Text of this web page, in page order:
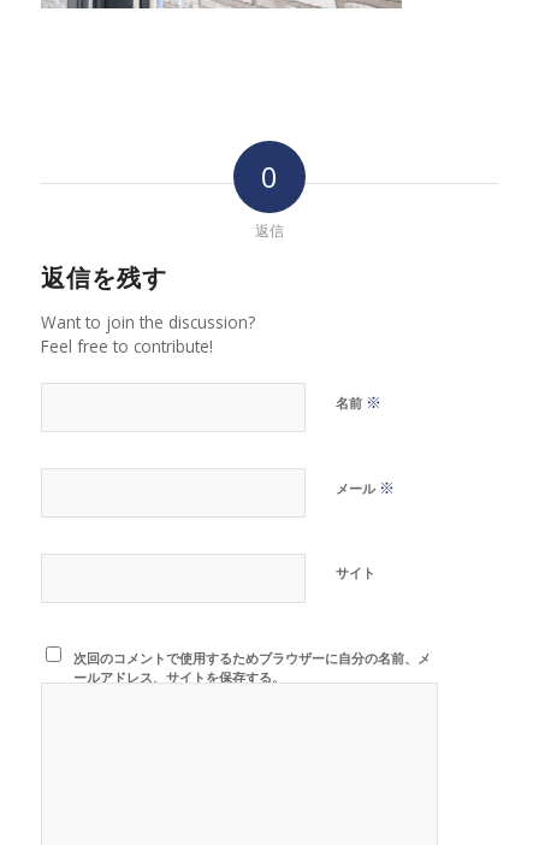
0
返信
返信を残す
Want to join the discussion?
Feel free to contribute!
名前 ※
メール ※
サイト
次回のコメントで使用するためブラウザーに自分の名前、メ
ールアドレス、サイトを保存する。